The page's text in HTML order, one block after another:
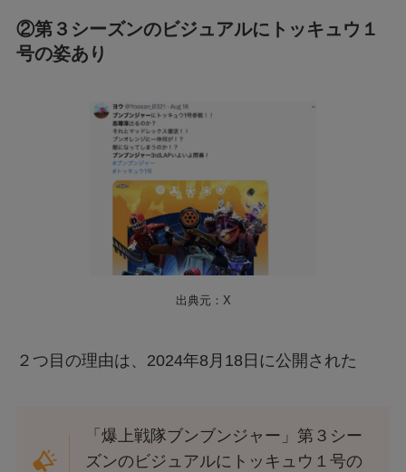
②第３シーズンのビジュアルにトッキュウ１
号の姿あり
出典元：X
２つ目の理由は、2024年8月18日に公開された
「爆上戦隊ブンブンジャー」第３シー
ズンのビジュアルにトッキュウ１号の